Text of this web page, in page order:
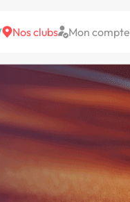
Nos clubs Mon compte